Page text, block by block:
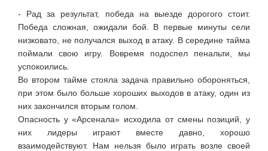
- Рад за результат, победа на выезде дорогого стоит.
Победа сложная, ожидали бой. В первые минуты сели
низковато, не получался выход в атаку. В середине тайма
поймали свою игру. Вовремя подоспел пенальти, мы
успокоились.
Во втором тайме стояла задача правильно обороняться,
при этом было больше хороших выходов в атаку, один из
них закончился вторым голом.
Опасность у «Арсенала» исходила от смены позиций, у
них лидеры играют вместе давно, хорошо
взаимодействуют. Нам нельзя было играть возле своей